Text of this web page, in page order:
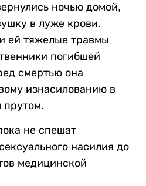
ночью домой,
в луже крови.
ей тяжелые травмы
погибшей
смертью она
изнасилованию в
прутом.
не спешат
насилия до
медицинской